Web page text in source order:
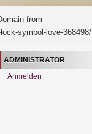
from
symbol-love-368498/
ADMINISTRATOR
Anmelden